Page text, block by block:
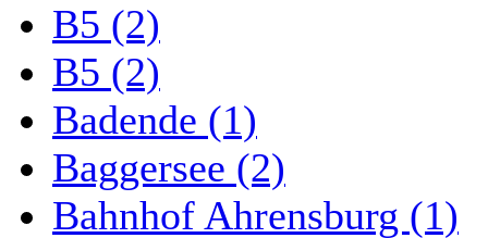
B5 (2)
B5 (2)
Badende (1)
Baggersee (2)
Bahnhof Ahrensburg (1)